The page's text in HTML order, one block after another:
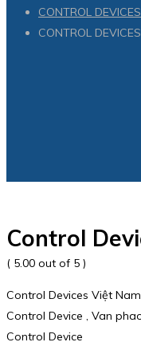
CONTROL
CONTROL
Control
( 5.00 out of 5 )
Control Devices Việt
Control Device , Van
Control Device